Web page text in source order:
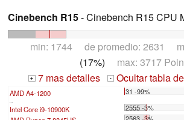
Cinebench R15- Cinebench R15 CPU
min: 1744 de promedio: 2631
(17%) max: 3717
+ 7 mas detalles - Ocultar tabla
AMD A4-1200 31 -99%
Intel Core i9-10900K
2555 -3%
2563 -3%